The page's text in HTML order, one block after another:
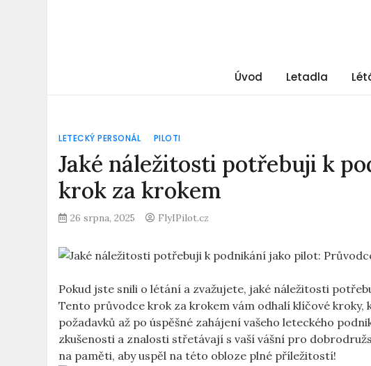
Úvod Letadla
LETECKÝ PERSONÁL PILOTI
Jaké náležitosti potřebuji k
krok za krokem
26 srpna, 2025 FlyIPilot.cz
Pokud jste snili o létání a zvažujete, jaké náležitosti
Tento průvodce krok za krokem vám odhalí klíčové
požadavků až po úspěšné zahájení vašeho leteckého
zkušenosti a znalosti střetávají s vaší vášní pro
na paměti, aby uspěl na této obloze plné příležitostí!